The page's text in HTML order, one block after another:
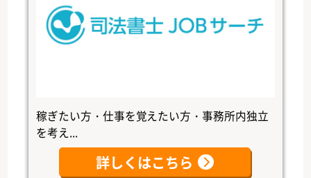
稼ぎたい方・仕事を覚えたい方・事務所内独立
を考え...
詳しくはこちら